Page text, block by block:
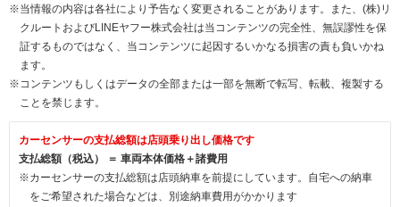
※当情報の内容は各社により予告なく変更されることがあります。また、(株)リ
クルートおよびLINEヤフー株式会社は当コンテンツの完全性、無誤謬性を保
証するものではなく、当コンテンツに起因するいかなる損害の責も負いかね
ます。
※コンテンツもしくはデータの全部または一部を無断で転写、転載、複製する
ことを禁じます。
カーセンサーの支払総額は店頭乗り出し価格です
支払総額（税込） ＝ 車両本体価格＋諸費用
※カーセンサーの支払総額は店頭納車を前提にしています。自宅への納車
をご希望された場合などは、別途納車費用がかかります